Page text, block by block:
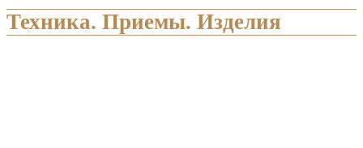
Техника. Приемы. Изделия